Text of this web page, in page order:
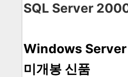
SQL Server
Windows
미개봉 신품